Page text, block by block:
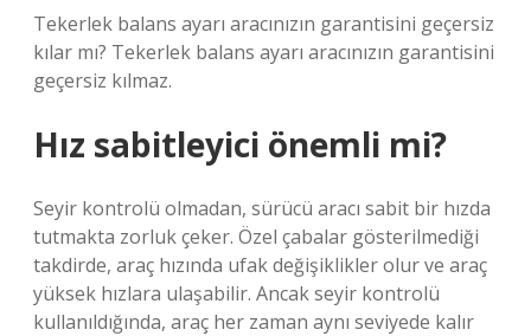
Tekerlek balans ayarı aracınızın garantisini geçersiz
kılar mı? Tekerlek balans ayarı aracınızın garantisini
geçersiz kılmaz.
Hız sabitleyici önemli mi?
Seyir kontrolü olmadan, sürücü aracı sabit bir hızda
tutmakta zorluk çeker. Özel çabalar gösterilmediği
takdirde, araç hızında ufak değişiklikler olur ve araç
yüksek hızlara ulaşabilir. Ancak seyir kontrolü
kullanıldığında, araç her zaman aynı seviyede kalır